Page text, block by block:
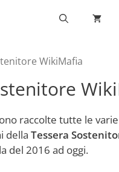
WikiMafia
raccolte tutte le
della Tessera
del 2016 ad oggi.